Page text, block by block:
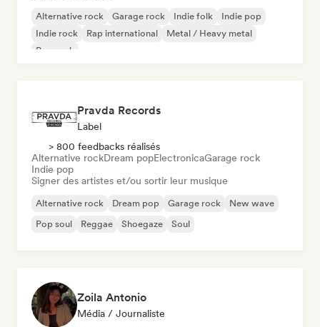
Alternative rock Garage rock Indie folk
Indie pop
Indie rock
Rap international
Metal / Heavy metal
Pop rock
Pravda Records
Label
> 800 feedbacks réalisés
Alternative rockDream popElectronicaGarage rock
Indie pop
Signer des artistes et/ou sortir leur musique
Alternative rock Dream pop Garage rock
New wave
Pop soul
Reggae Shoegaze Soul
Zoila Antonio
Média / Journaliste